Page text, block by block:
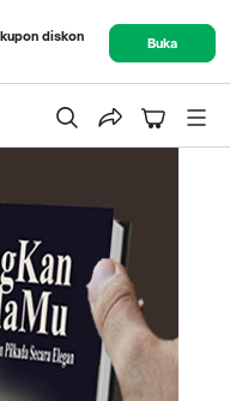
diskon
Buka